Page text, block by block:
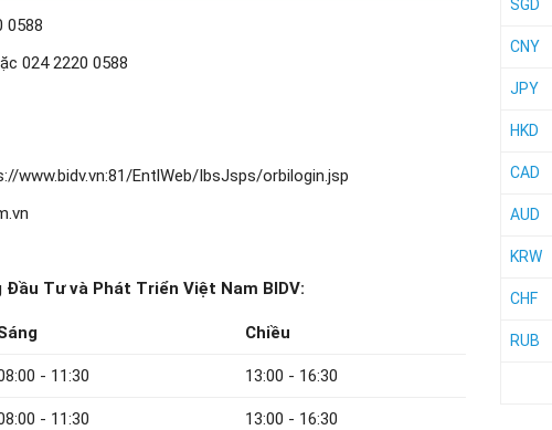
0588
024 2220 0588
www.bidv.vn:81/EntlWeb/IbsJsps/orbilogin.jsp
Đầu Tư và Phát Triển Việt Nam BIDV:
Chiều
- 11:30 13:00 - 16:30
- 11:30 13:00 - 16:30
SGD
CNY
JPY
HKD
CAD
AUD
KRW
CHF
RUB